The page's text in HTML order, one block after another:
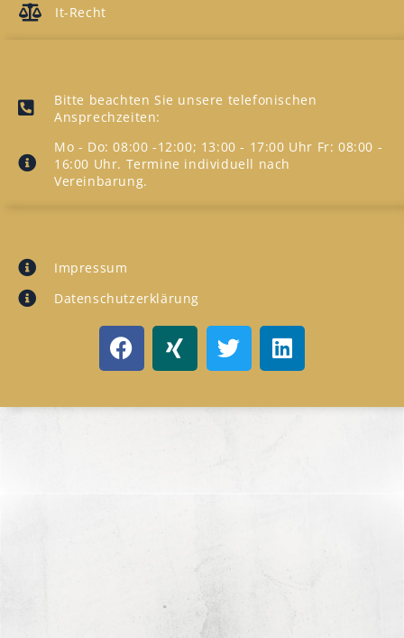
It-Recht
Bitte beachten Sie unsere telefonischen
Ansprechzeiten:
Mo - Do: 08:00 -12:00; 13:00 - 17:00 Uhr Fr: 08:00 -
16:00 Uhr. Termine individuell nach
Vereinbarung.
Impressum
Datenschutzerklärung